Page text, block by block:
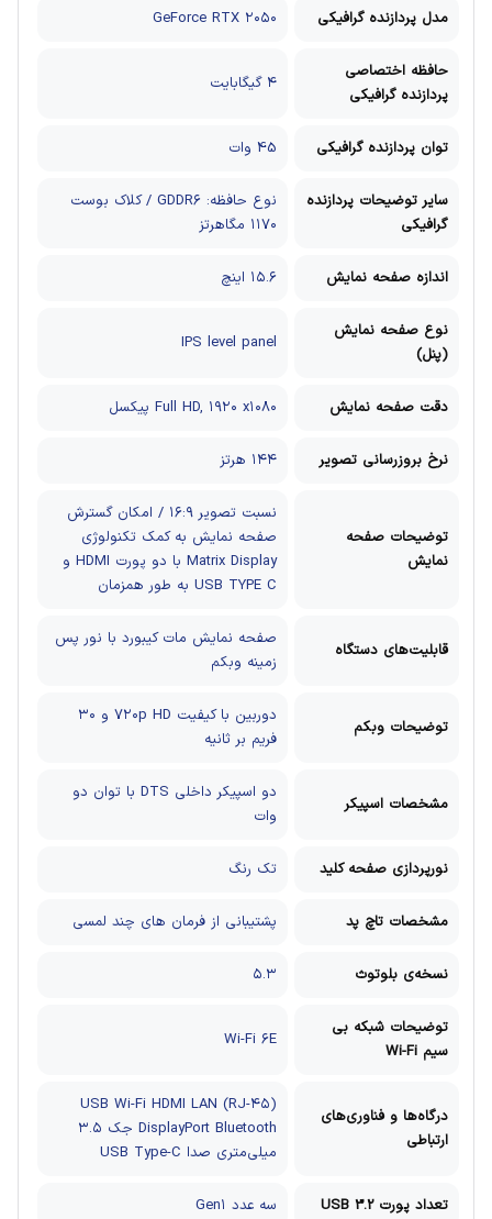
مدل پردازنده گرافیکی GeForce RTX ۲۰۵۰
حافظه اختصاصی
پردازنده گرافیکی
۴ گیگابایت
توان پردازنده گرافیکی 45 وات
سایر توضیحات پردازنده
گرافیکی
نوع حافظه: GDDR۶ / کلاک بوست
۱۱۷۰ مگاهرتز
اندازه صفحه نمایش ۱۵.۶ اینچ
نوع صفحه نمایش
(پنل)
IPS level panel
دقت صفحه نمایش Full HD, ۱۹۲۰ x۱۰۸۰ پیکسل
نرخ بروزرسانی تصویر ۱۴۴ هرتز
توضیحات صفحه
نمایش
نسبت تصویر ۱۶:۹ / امکان گسترش
صفحه نمایش به کمک تکنولوژی
Matrix Display با دو پورت HDMI و
USB TYPE C به طور همزمان
قابلیت‌های دستگاه
صفحه نمایش مات کیبورد با نور پس
زمینه وبکم
توضیحات وبکم
دوربین با کیفیت ۷۲۰p HD و ۳۰
فریم بر ثانیه
مشخصات اسپیکر
دو اسپیکر داخلی DTS با توان دو
وات
نورپردازی صفحه کلید تک رنگ
مشخصات تاچ پد پشتیبانی از فرمان های چند لمسی
نسخه‌ی بلوتوث ۵.۳
توضیحات شبکه بی
سیم Wi-Fi
Wi-Fi ۶E
درگاه‌ها و فناوری‌های
ارتباطی
USB Wi-Fi HDMI LAN (RJ-۴۵)
DisplayPort Bluetooth
جک ۳.۵
میلی‌متری صدا USB Type-C
تعداد پورت USB 3.2 سه عدد Gen۱